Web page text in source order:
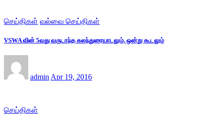
செய்திகள் வல்வை செய்திகள்
VSWA வின் 5வது வருடாந்த கலந்துரையாடலும், ஒன்று கூடலும்
admin Apr 19, 2016
செய்திகள்